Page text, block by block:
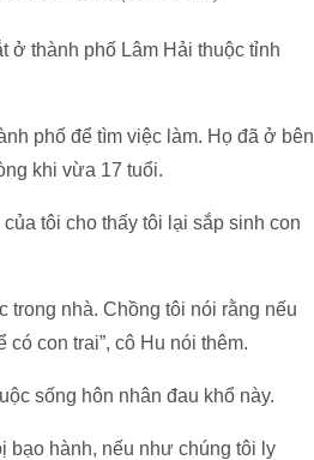
ở thành phố Lâm Hải thuộc tỉnh
phố để tìm việc làm. Họ đã ở bên
khi vừa 17 tuổi.
tôi cho thấy tôi lại sắp sinh con
trong nhà. Chồng tôi nói rằng nếu
con trai”, cô Hu nói thêm.
sống hôn nhân đau khổ này.
bạo hành, nếu như chúng tôi ly